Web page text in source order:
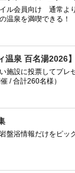
ル会員向け 通常よ
温泉を満喫できる！
温泉 百名湯2026】
施設に投票してプレ
/ 合計260名様）
盤浴情報だけをピッ